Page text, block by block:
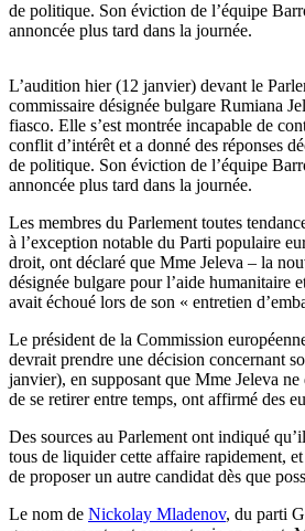
de politique. Son éviction de l’équipe
annoncée plus tard dans la journée.
L’audition hier (12 janvier) devant le
commissaire désignée bulgare Rumiana
fiasco. Elle s’est montrée incapable de
conflit d’intérêt et a donné des réponses
de politique. Son éviction de l’équipe
annoncée plus tard dans la journée.
Les membres du Parlement toutes
à l’exception notable du Parti populaire
droit, ont déclaré que Mme Jeleva – la
désignée bulgare pour l’aide humanitaire
avait échoué lors de son « entretien
Le président de la Commission
devrait prendre une décision concernant
janvier), en supposant que Mme Jeleva ne
de se retirer entre temps, ont affirmé des
Des sources au Parlement ont indiqué
tous de liquider cette affaire rapidement,
de proposer un autre candidat dès que
Le nom de Nickolay Mladenov, du parti